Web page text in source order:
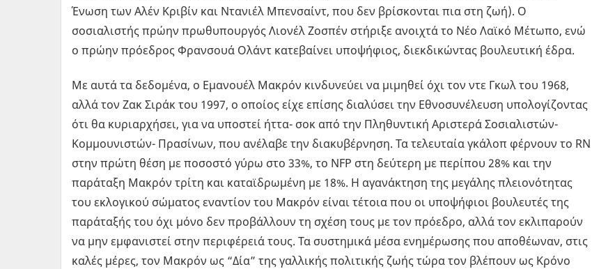
Ένωση των Αλέν Κριβίν και Ντανιέλ Μπενσαίντ, που δεν βρίσκονται πια στη ζωή). Ο
σοσιαλιστής πρώην πρωθυπουργός Λιονέλ Ζοσπέν στήριξε ανοιχτά το Νέο Λαϊκό Μέτωπο, ενώ
ο πρώην πρόεδρος Φρανσουά Ολάντ κατεβαίνει υποψήφιος, διεκδικώντας βουλευτική έδρα.
Με αυτά τα δεδομένα, ο Εμανουέλ Μακρόν κινδυνεύει να μιμηθεί όχι τον ντε Γκωλ του 1968,
αλλά τον Ζακ Σιράκ του 1997, ο οποίος είχε επίσης διαλύσει την Εθνοσυνέλευση υπολογίζοντας
ότι θα κυριαρχήσει, για να υποστεί ήττα- σοκ από την Πληθυντική Αριστερά Σοσιαλιστών-
Κομμουνιστών- Πρασίνων, που ανέλαβε την διακυβέρνηση. Τα τελευταία γκάλοπ φέρνουν το RN
στην πρώτη θέση με ποσοστό γύρω στο 33%, το NFP στη δεύτερη με περίπου 28% και την
παράταξη Μακρόν τρίτη και καταϊδρωμένη με 18%. Η αγανάκτηση της μεγάλης πλειονότητας
του εκλογικού σώματος εναντίον του Μακρόν είναι τέτοια που οι υποψήφιοι βουλευτές της
παράταξής του όχι μόνο δεν προβάλλουν τη σχέση τους με τον πρόεδρο, αλλά τον εκλιπαρούν
να μην εμφανιστεί στην περιφέρειά τους. Τα συστημικά μέσα ενημέρωσης που αποθέωναν, στις
καλές μέρες, τον Μακρόν ως “Δία” της γαλλικής πολιτικής ζωής τώρα τον βλέπουν ως Κρόνο